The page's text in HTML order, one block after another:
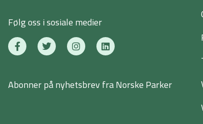
Følg oss i sosiale medier
F
a
c
o
T
w
i
e
I
n
s
a
g
L
i
n
e
d
Abonner på nyhetsbrev fra Norske Parker